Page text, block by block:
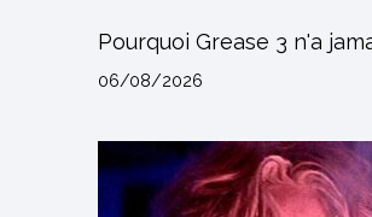
Pourquoi Grease 3 n'a
06/08/2026